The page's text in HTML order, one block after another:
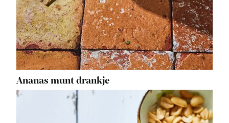
Ananas munt drankje